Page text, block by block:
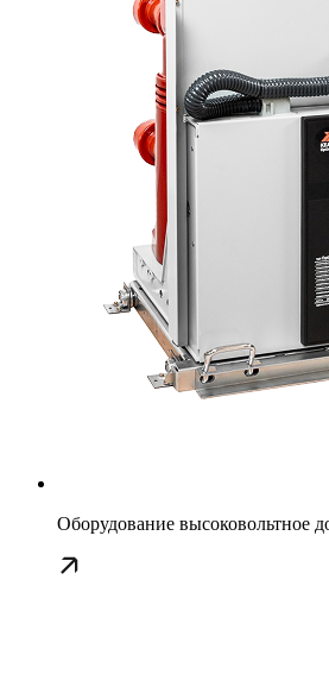
Оборудование высоковольтное